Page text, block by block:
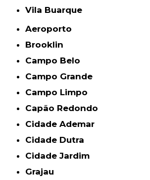
Vila Buarque
Aeroporto
Brooklin
Campo Belo
Campo Grande
Campo Limpo
Capão Redondo
Cidade Ademar
Cidade Dutra
Cidade Jardim
Grajau